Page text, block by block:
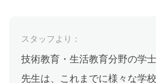
スタッフより：
技術教育・生活教育分野の学
先生は、これまでに様々な学